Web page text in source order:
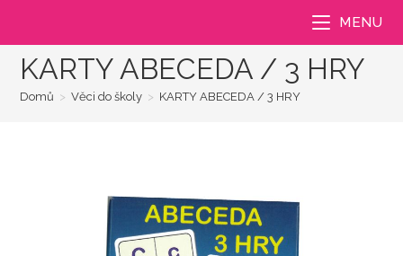
MENU
KARTY ABECEDA / 3 HRY
Domů > Věci do školy > KARTY ABECEDA / 3 HRY